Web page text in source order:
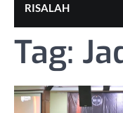
RISALAH
Tag: